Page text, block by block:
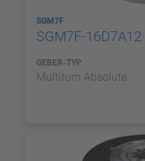
SGM7F
SGM7F-16D7A12
GEBER-TYP
Multiturn Absolute